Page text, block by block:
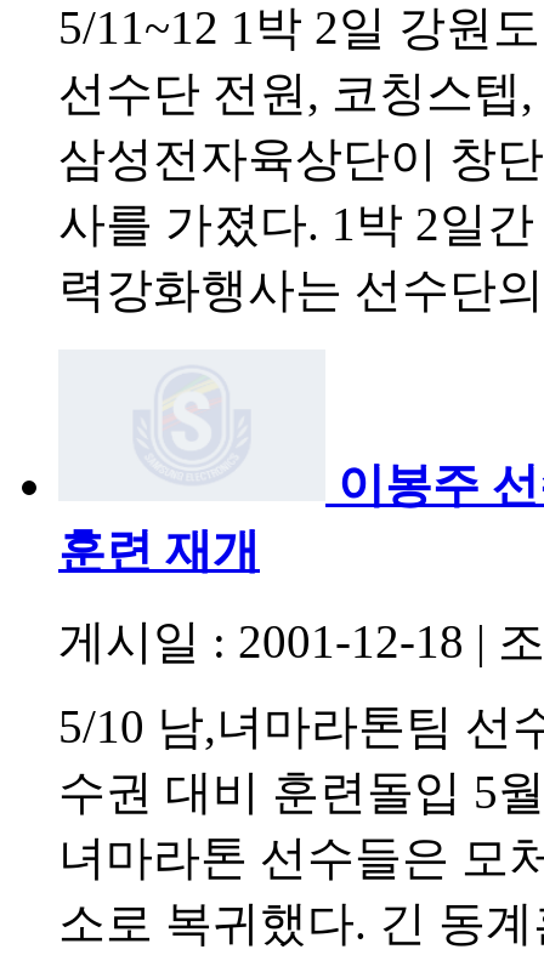
5/11~12 1박 2일 강원
선수단 전원, 코칭스텝
삼성전자육상단이 창
사를 가졌다. 1박 2일
력강화행사는 선수단
이봉주
훈련 재개
게시일 : 2001-12-18 |
5/10 남,녀마라톤팀 선
수권 대비 훈련돌입 5
녀마라톤 선수들은 모
소로 복귀했다. 긴 동